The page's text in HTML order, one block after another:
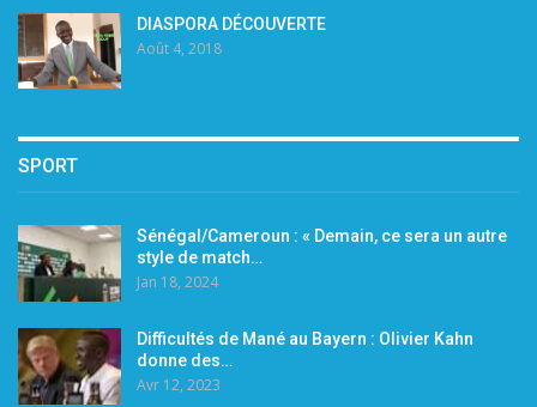
DIASPORA DÉCOUVERTE
Août 4, 2018
SPORT
Sénégal/Cameroun : « Demain, ce sera un autre
style de match…
Jan 18, 2024
Difficultés de Mané au Bayern : Olivier Kahn
donne des…
Avr 12, 2023